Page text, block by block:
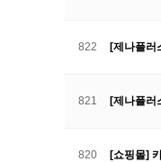
822 [제나플러
821 [제나플러
820 [쇼핑몰]